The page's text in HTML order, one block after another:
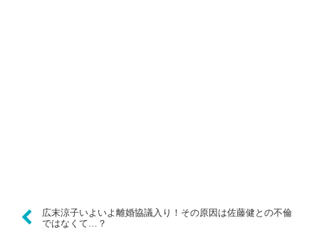
広末涼子いよいよ離婚協議入り！その原因は佐藤健との不倫
ではなくて…？